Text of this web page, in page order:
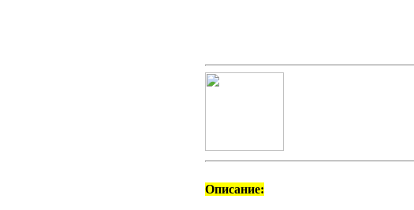
Описание: